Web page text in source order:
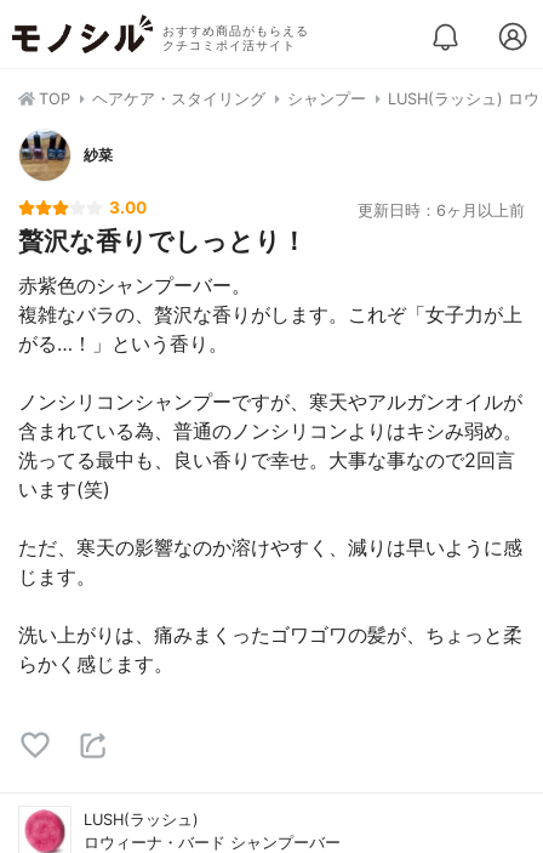
おすすめ商品がもらえる
クチコミポイ活サイト
TOP ヘアケア・スタイリング シャンプー LUSH(ラッシュ) ロ
紗菜
3.00 更新日時：6ヶ月以上前
贅沢な香りでしっとり！
赤紫色のシャンプーバー。
複雑なバラの、贅沢な香りがします。これぞ「女子力が上
がる…！」という香り。
ノンシリコンシャンプーですが、寒天やアルガンオイルが
含まれている為、普通のノンシリコンよりはキシみ弱め。
洗ってる最中も、良い香りで幸せ。大事な事なので2回言
います(笑)
ただ、寒天の影響なのか溶けやすく、減りは早いように感
じます。
洗い上がりは、痛みまくったゴワゴワの髪が、ちょっと柔
らかく感じます。
LUSH(ラッシュ)
ロウィーナ・バード シャンプーバー